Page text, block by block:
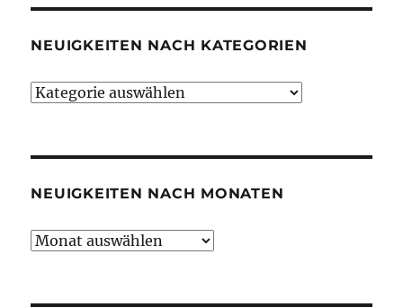
NEUIGKEITEN NACH KATEGORIEN
Neuigkeiten
NEUIGKEITEN NACH MONATEN
Neuigkeiten